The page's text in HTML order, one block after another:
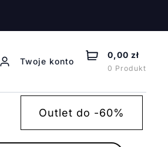
Twoje konto
Outlet do -60%
0,00 zł
0 Produkt